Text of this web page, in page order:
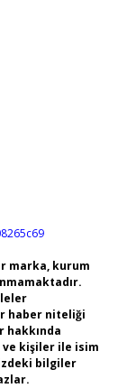
marka, kurum
haber niteliği
hakkında
ve kişiler ile isim
bilgiler